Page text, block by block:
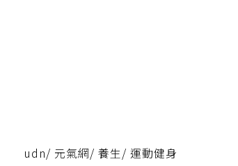
udn/ 元氣網/ 養生/ 運動健身